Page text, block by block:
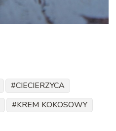
CIECIERZYCA
KREM KOKOSOWY